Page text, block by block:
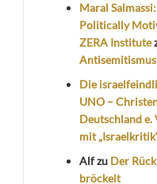
Maral
Politically
ZERA Institute
Die
UNO –
Deutschland e.
mit
Alfzu Der
bröckelt